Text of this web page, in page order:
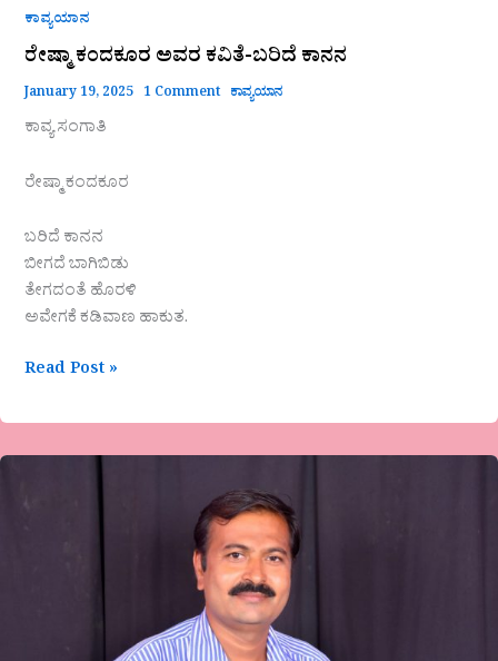
ಕಾವ್ಯಯಾನ
ರೇಷ್ಮಾ ಕಂದಕೂರ ಅವರ ಕವಿತೆ-ಬರಿದೆ ಕಾನನ
January 19, 2025 1 Comment ಕಾವ್ಯಯಾನ
ಕಾವ್ಯ ಸಂಗಾತಿ
ರೇಷ್ಮಾ ಕಂದಕೂರ
ಬರಿದೆ ಕಾನನ
ಬೀಗದೆ ಬಾಗಿಬಿಡು
ತೇಗದಂತೆ ಹೊರಳಿ
ಅವೇಗಕೆ ಕಡಿವಾಣ ಹಾಕುತ.
Read Post »